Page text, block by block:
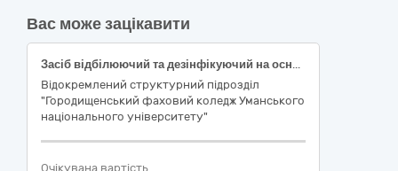
Вас може зацікавити
Засіб відбілюючий та дезінфікуючий на основі хлору («Білизна»)
Відокремлений структурний підрозділ
"Городищенський фаховий коледж Уманського
національного університету"
Очікувана вартість